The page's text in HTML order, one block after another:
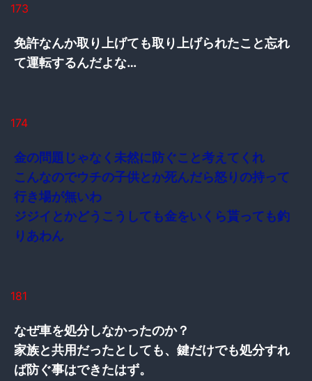
173
免許なんか取り上げても取り上げられたこと忘れ
て運転するんだよな…
174
金の問題じゃなく未然に防ぐこと考えてくれ
こんなのでウチの子供とか死んだら怒りの持って
行き場が無いわ
ジジイとかどうこうしても金をいくら貰っても釣
りあわん
181
なぜ車を処分しなかったのか？
家族と共用だったとしても、鍵だけでも処分すれ
ば防ぐ事はできたはず。